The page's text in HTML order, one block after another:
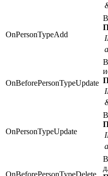
OnPersonTypeAdd
OnBeforePersonTypeUpdate
OnPersonTypeUpdate
OnBeforePersonTypeDelete